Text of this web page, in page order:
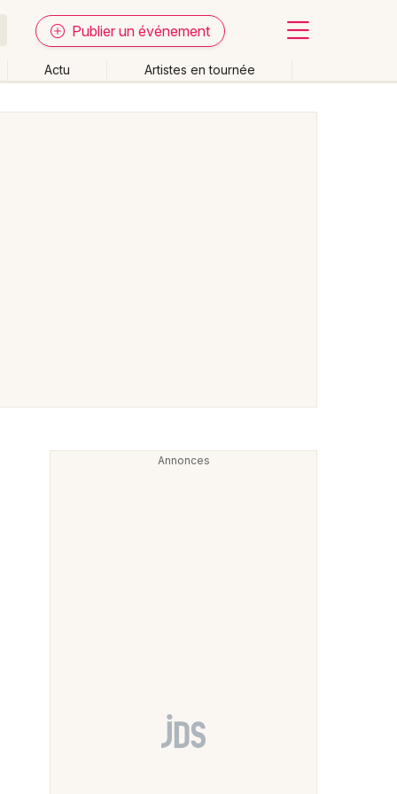
Publier un événement
Actu Artistes en tournée